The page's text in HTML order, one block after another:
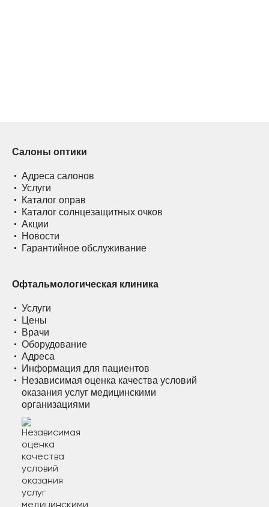
Салоны оптики
Адреса салонов
Услуги
Каталог оправ
Каталог солнцезащитных очков
Акции
Новости
Гарантийное обслуживание
Офтальмологическая клиника
Услуги
Цены
Врачи
Оборудование
Адреса
Информация для пациентов
Независимая оценка качества условий
оказания услуг медицинскими
организациями